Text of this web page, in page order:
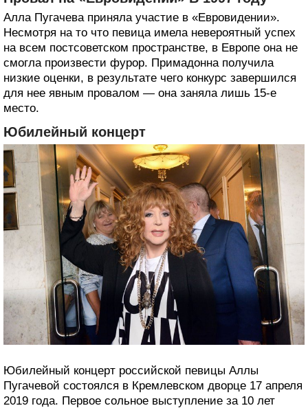
Алла Пугачева приняла участие в «Евровидении».
Несмотря на то что певица имела невероятный успех
на всем постсоветском пространстве, в Европе она не
смогла произвести фурор. Примадонна получила
низкие оценки, в результате чего конкурс завершился
для нее явным провалом — она заняла лишь 15-е
место.
Юбилейный концерт
Юбилейный концерт российской певицы Аллы
Пугачевой состоялся в Кремлевском дворце 17 апреля
2019 года. Первое сольное выступление за 10 лет